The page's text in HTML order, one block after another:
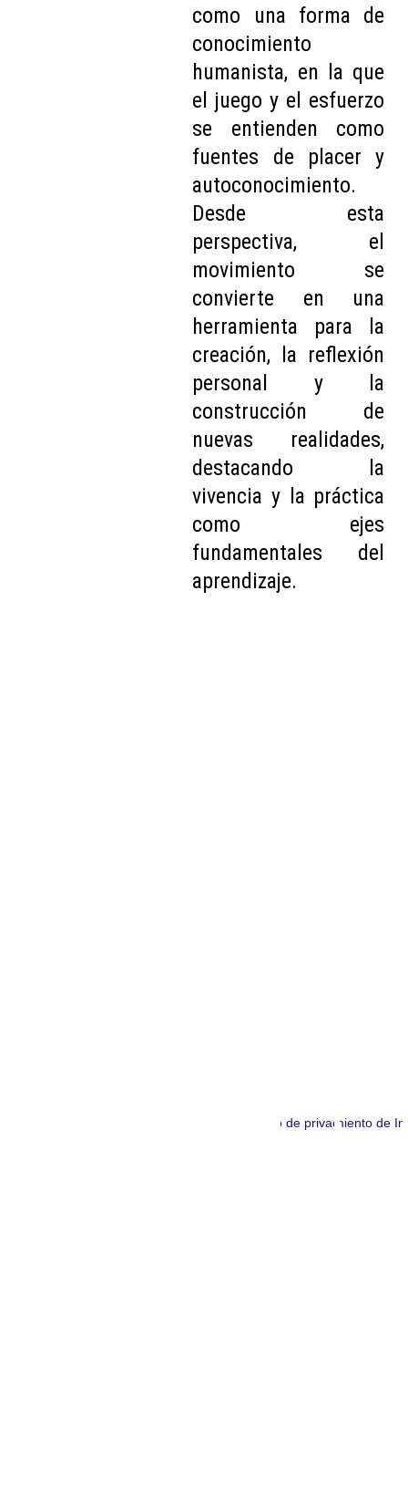
como una forma de
conocimiento
humanista, en la que
el juego y el esfuerzo
se entienden como
fuentes de placer y
autoconocimiento.
Desde esta
perspectiva, el
movimiento se
convierte en una
herramienta para la
creación, la reflexión
personal y la
construcción de
nuevas realidades,
destacando la
vivencia y la práctica
como ejes
fundamentales del
aprendizaje.
Aviso de privacidad
Tratamiento de